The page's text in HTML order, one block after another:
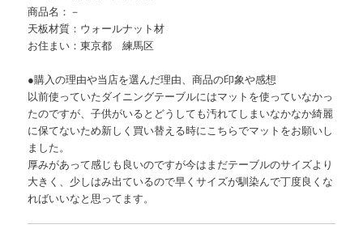
商品名：－
天板材質：ウォールナット材
お住まい：東京都 練馬区
●購入の理由や当店を選んだ理由、商品の印象や感想
以前使っていたダイニングテーブルにはマットを使っていなかっ
たのですが、子供がいるとどうしても汚れてしまいなかなか綺麗
に保てないため新しく買い替える時にこちらでマットをお願いし
ました。
厚みがあって感じも良いのですが今はまだテーブルのサイズより
大きく、少しはみ出ているので早くサイズが馴染んで丁度良くな
ればいいなと思ってます。